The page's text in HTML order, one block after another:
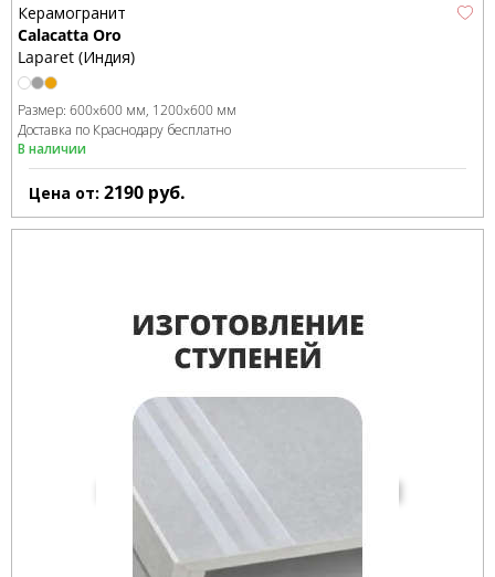
Керамогранит
Calacatta Oro
Laparet (Индия)
Размер: 600x600 мм 1200x600 мм
Доставка по Краснодару бесплатно
В наличии
Цена от: 2190 руб.